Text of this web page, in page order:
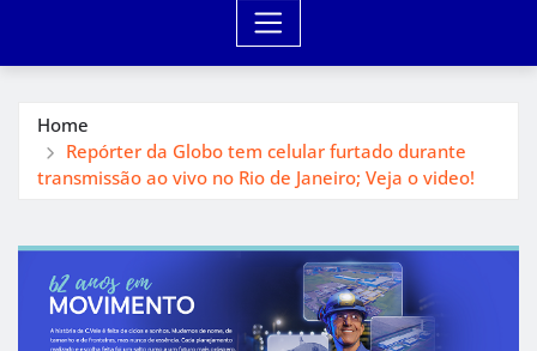
Home
Repórter da Globo tem celular furtado durante
transmissão ao vivo no Rio de Janeiro; Veja o video!